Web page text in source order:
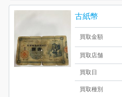
古紙幣
買取金額
買取店舗
買取日
買取種別